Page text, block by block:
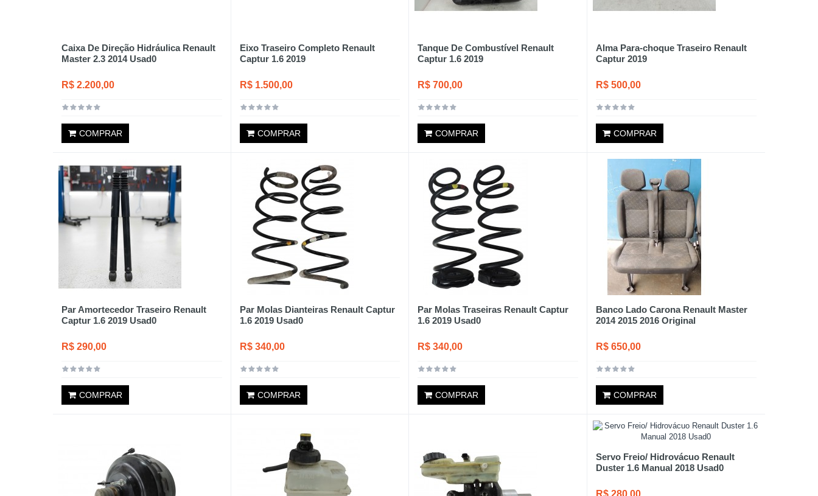
Caixa De Direção Hidráulica Renault
Master 2.3 2014 Usad0
R$ 2.200,00
COMPRAR
Eixo Traseiro Completo Renault
Captur 1.6 2019
R$ 1.500,00
COMPRAR
Tanque De Combustível Renault
Captur 1.6 2019
R$ 700,00
COMPRAR
Alma Para-choque Traseiro Renault
Captur 2019
R$ 500,00
COMPRAR
Par Amortecedor Traseiro Renault
Captur 1.6 2019 Usad0
R$ 290,00
COMPRAR
Par Molas Dianteiras Renault Captur
1.6 2019 Usad0
R$ 340,00
COMPRAR
Par Molas Traseiras Renault Captur
1.6 2019 Usad0
R$ 340,00
COMPRAR
Banco Lado Carona Renault Master
2014 2015 2016 Original
R$ 650,00
COMPRAR
Servo Freio/ Hidrovácuo Renault
Duster 1.6 Manual 2018 Usad0
R$ 280,00